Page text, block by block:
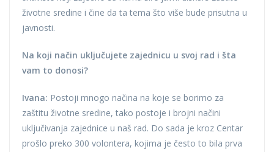
životne sredine i čine da ta tema što više bude prisutna u
javnosti.
Na koji način uključujete zajednicu u svoj rad i šta
vam to donosi?
Ivana: Postoji mnogo načina na koje se borimo za
zaštitu životne sredine, tako postoje i brojni načini
uključivanja zajednice u naš rad. Do sada je kroz Centar
prošlo preko 300 volontera, kojima je često to bila prva